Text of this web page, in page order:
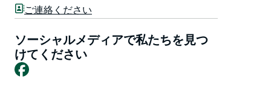
ロなマーケット ストール、トレード スタンド、ビンテ
トレーション、オーストラリアン ピンナップ ページェ
ントのグランド ファイナル、移動式エンターテイメン
トなど、興奮の渦に巻き込まれます。
ご連絡ください
ソーシャルメディアで私たちを見つ
けてください
Facebook